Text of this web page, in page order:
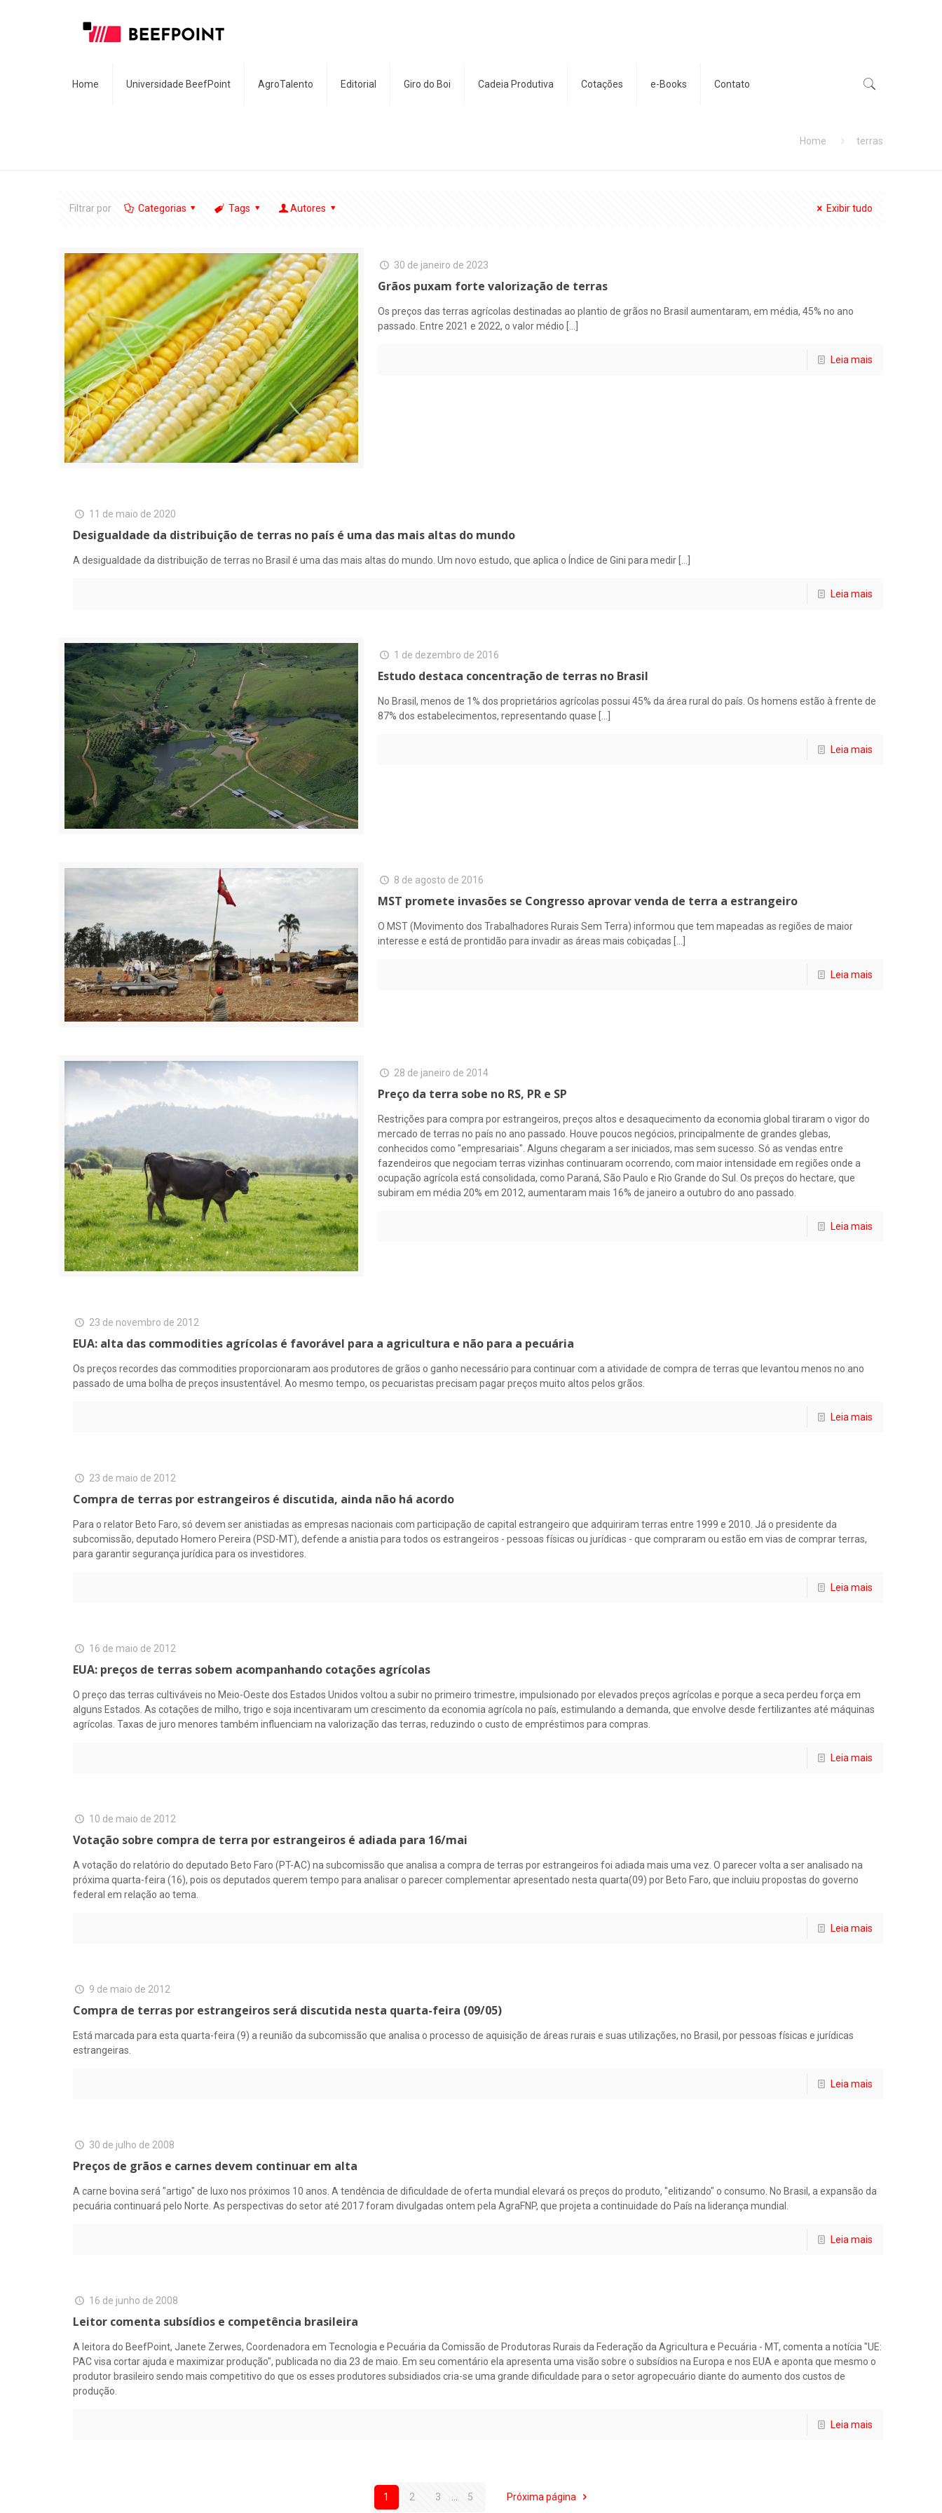
Home Universidade BeefPoint AgroTalento Editorial Giro do Boi Cadeia Produtiva Cotações e-Books Contato
Home terras
Filtrar por Categorias Tags Autores Exibir tudo
30 de janeiro de 2023
Grãos puxam forte valorização de terras
Os preços das terras agrícolas destinadas ao plantio de grãos no Brasil aumentaram, em média, 45% no ano
passado. Entre 2021 e 2022, o valor médio
Leia mais
11 de maio de 2020
Desigualdade da distribuição de terras no país é uma das mais altas do mundo
A desigualdade da distribuição de terras no Brasil é uma das mais altas do mundo. Um novo estudo, que aplica o Índice de Gini para medir […]
Leia mais
1 de dezembro de 2016
Estudo destaca concentração de terras no Brasil
No Brasil, menos de 1% dos proprietários agrícolas possui 45% da área rural do país. Os homens estão à frente de
87% dos estabelecimentos, representando quase […]
Leia mais
8 de agosto de 2016
MST promete invasões se Congresso aprovar venda de terra a estrangeiro
O MST (Movimento dos Trabalhadores Rurais Sem Terra) informou que tem mapeadas as regiões de maior
interesse e está de prontidão para invadir as áreas mais cobiçadas […]
Leia mais
28 de janeiro de 2014
Preço da terra sobe no RS, PR e SP
Restrições para compra por estrangeiros, preços altos e desaquecimento da economia global tiraram o vigor do
mercado de terras no país no ano passado. Houve poucos negócios, principalmente de grandes glebas,
conhecidos como "empresariais". Alguns chegaram a ser iniciados, mas sem sucesso. Só as vendas entre
fazendeiros que negociam terras vizinhas continuaram ocorrendo, com maior intensidade em regiões onde a
ocupação agrícola está consolidada, como Paraná, São Paulo e Rio Grande do Sul. Os preços do hectare, que
subiram em média 20% em 2012, aumentaram mais 16% de janeiro a outubro do ano passado.
Leia mais
23 de novembro de 2012
EUA: alta das commodities agrícolas é favorável para a agricultura e não para a pecuária
Os preços recordes das commodities proporcionaram aos produtores de grãos o ganho necessário para continuar com a atividade de compra de terras que levantou menos no ano
passado de uma bolha de preços insustentável. Ao mesmo tempo, os pecuaristas precisam pagar preços muito altos pelos grãos.
Leia mais
23 de maio de 2012
Compra de terras por estrangeiros é discutida, ainda não há acordo
Para o relator Beto Faro, só devem ser anistiadas as empresas nacionais com participação de capital estrangeiro que adquiriram terras entre 1999 e 2010. Já o presidente da
subcomissão, deputado Homero Pereira (PSD-MT), defende a anistia para todos os estrangeiros - pessoas físicas ou jurídicas - que compraram ou estão em vias de comprar terras,
para garantir segurança jurídica para os investidores.
Leia mais
16 de maio de 2012
EUA: preços de terras sobem acompanhando cotações agrícolas
O preço das terras cultiváveis no Meio-Oeste dos Estados Unidos voltou a subir no primeiro trimestre, impulsionado por elevados preços agrícolas e porque a seca perdeu força em
alguns Estados. As cotações de milho, trigo e soja incentivaram um crescimento da economia agrícola no país, estimulando a demanda, que envolve desde fertilizantes até máquinas
agrícolas. Taxas de juro menores também influenciam na valorização das terras, reduzindo o custo de empréstimos para compras.
Leia mais
10 de maio de 2012
Votação sobre compra de terra por estrangeiros é adiada para 16/mai
A votação do relatório do deputado Beto Faro (PT-AC) na subcomissão que analisa a compra de terras por estrangeiros foi adiada mais uma vez. O parecer volta a ser analisado na
próxima quarta-feira (16), pois os deputados querem tempo para analisar o parecer complementar apresentado nesta quarta(09) por Beto Faro, que incluiu propostas do governo
federal em relação ao tema.
Leia mais
9 de maio de 2012
Compra de terras por estrangeiros será discutida nesta quarta-feira (09/05)
Está marcada para esta quarta-feira (9) a reunião da subcomissão que analisa o processo de aquisição de áreas rurais e suas utilizações, no Brasil, por pessoas físicas e jurídicas
estrangeiras.
Leia mais
30 de julho de 2008
Preços de grãos e carnes devem continuar em alta
A carne bovina será "artigo" de luxo nos próximos 10 anos. A tendência de dificuldade de oferta mundial elevará os preços do produto, "elitizando" o consumo. No Brasil, a expansão da
pecuária continuará pelo Norte. As perspectivas do setor até 2017 foram divulgadas ontem pela AgraFNP, que projeta a continuidade do País na liderança mundial.
Leia mais
16 de junho de 2008
Leitor comenta subsídios e competência brasileira
A leitora do BeefPoint, Janete Zerwes, Coordenadora em Tecnologia e Pecuária da Comissão de Produtoras Rurais da Federação da Agricultura e Pecuária - MT, comenta a notícia "UE:
PAC visa cortar ajuda e maximizar produção", publicada no dia 23 de maio. Em seu comentário ela apresenta uma visão sobre o subsídios na Europa e nos EUA e aponta que mesmo o
produtor brasileiro sendo mais competitivo do que os esses produtores subsidiados cria-se uma grande dificuldade para o setor agropecuário diante do aumento dos custos de
produção.
Leia mais
1 2 3 5 Próxima página